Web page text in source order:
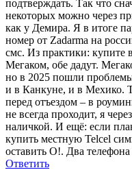
подтверждать. Так что
некоторых можно через
как у Демира. Я в итоге
номер от Zadarma на
смс. Из практики:
Мегаком, обе дадут.
но в 2025 пошли
и в Канкуне, и в Мехико.
перед отъездом – в
не всегда проходит, я
наличкой. И ещё: если
купить местную Telcel
оставить О!. Два
Ответить